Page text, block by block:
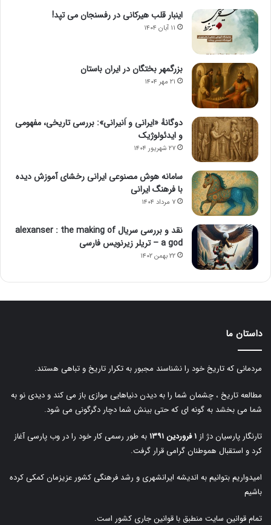
اینبار قلب هیرکانی در رفسنجان می تپد!
۱۱ آبان ۱۴۰۴
بزرگمهر بختگان در ایران باستان
۲۱ مهر ۱۴۰۴
دوگانهٔ «ایرانی و اَنیرانی»: بررسی تاریخی، مفهومی
و ایدئولوژیک
۲۷ شهریور ۱۴۰۴
سامانه هوش مصنوعی ایرانی رخشای آموزش دیده
با فرهنگ ایرانی
۷ مرداد ۱۴۰۴
نقد و بررسی سریال alexanser : the making of
a god – تریلر زیرنویس فارسی
۲۲ بهمن ۱۴۰۲
داستان ما
مردمانی که تاریخ خود را نشناسند مجبور به تکرار تاریخ و تباهی هستند.
مطالعه تاریخ ، چشمان شما را به دیدن دنیاهایی موازی باز می کند و دیدی نو به
شما می بخشد به گونه ای که حتی بینش شما دچار دگرگونی می شود.
تارنگار پارسیان دژ از ۱ فروردین ۱۳۹۱
به طور رسمی کار خود را در وب پارسی آغاز
کرد و استقبال هموطنان گرامی قرار گرفت.
امیدواریم بتوانیم به اندیشه ایرانشهری و رشد فرهنگی کشور عزیزمان کمکی کرده
باشیم
تمام قوانین سایت منطبق با قوانین جاری کشور است.